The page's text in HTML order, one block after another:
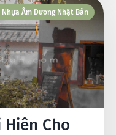
Nhựa Âm Dương Nhật Bản
Hiên Cho